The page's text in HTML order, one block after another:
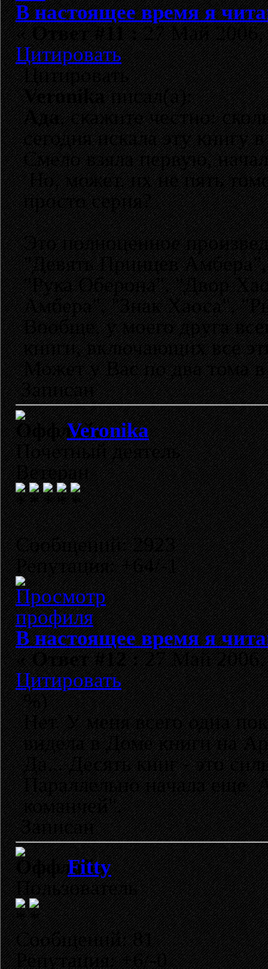
В настоящее время я
«Ответ #11 :27 Май 2006,
Цитировать
Цитировать
Veronikaписал(а):
Ада, скажите честно:
сегодня искала эту книгу
Смело взяла первую,
Но, может, их не пять
просто серия?
Это полноценное
"Девять Принцев
"Рука Оберона", "Двор
Амбера", "Знак Хаоса",
Вообще, у моего друга
книги, включающих все
Может у Вас по два тома в
Записан
Veronika
Почетный деятель
Ветеран
Сообщений: 2923
Репутация: +64/-1
В настоящее время я
«Ответ #12 :27 Май 2006,
Цитировать
%)
Нет. У меня всего одна
видела в Доме книги на
Да... Десять книг - это
Параллельно начала еще
команчей".
Записан
Fitty
Пользователь
Сообщений: 81
Репутация: +6/-0